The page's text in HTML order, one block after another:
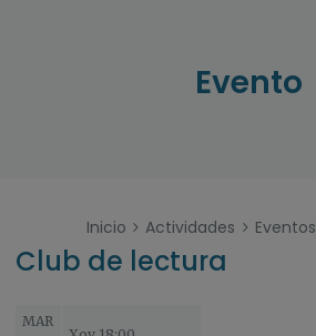
Evento
Inicio Actividades Eventos
Club de lectura
MAR